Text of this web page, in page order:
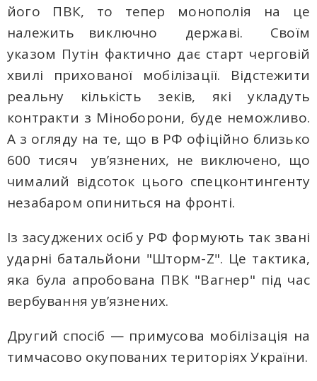
його ПВК, то тепер монополія на це
належить виключно державі. Своїм
указом Путін фактично дає старт черговій
хвилі прихованої мобілізації. Відстежити
реальну кількість зеків, які укладуть
контракти з Міноборони, буде неможливо.
А з огляду на те, що в РФ офіційно близько
600 тисяч ув’язнених, не виключено, що
чималий відсоток цього спецконтингенту
незабаром опиниться на фронті.
Із засуджених осіб у РФ формують так звані
ударні батальйони "Шторм-Z". Це тактика,
яка була апробована ПВК "Вагнер" під час
вербування ув’язнених.
Другий спосіб — примусова мобілізація на
тимчасово окупованих територіях України.